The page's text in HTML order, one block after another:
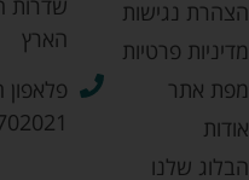
הצהרת נגישות
מדיניות פרטיות
מפת אתר
אודות
הבלוג שלנו
הארץ
פלאפון